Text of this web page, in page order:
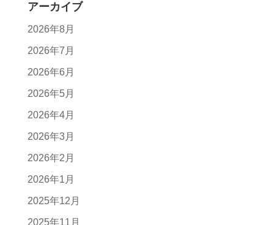
アーカイブ
2026年8月
2026年7月
2026年6月
2026年5月
2026年4月
2026年3月
2026年2月
2026年1月
2025年12月
2025年11月